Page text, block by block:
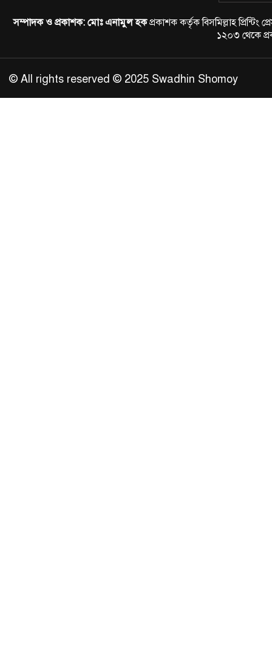
সম্পাদক ও প্রকাশক: মোঃ এনামুল হকপ্রকাশক কর্তৃক বিসমিল্লাহ
১২০৩ থেকে
© All rights reserved © 2025 Swadhin Shomoy